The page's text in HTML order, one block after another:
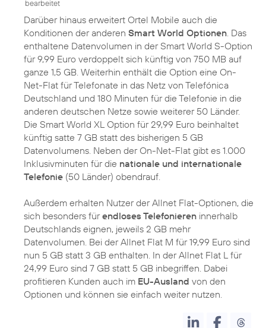
bearbeitet
Darüber hinaus erweitert Ortel Mobile auch die
Konditionen der anderen Smart World Optionen . Das
enthaltene Datenvolumen in der Smart World S-Option
für 9,99 Euro verdoppelt sich künftig von 750 MB auf
ganze 1,5 GB. Weiterhin enthält die Option eine On-
Net-Flat für Telefonate in das Netz von Telefónica
Deutschland und 180 Minuten für die Telefonie in die
anderen deutschen Netze sowie weiterer 50 Länder.
Die Smart World XL Option für 29,99 Euro beinhaltet
künftig satte 7 GB statt des bisherigen 5 GB
Datenvolumens. Neben der On-Net-Flat gibt es 1.000
Inklusivminuten für die nationale und internationale
Telefonie (50 Länder) obendrauf.
Außerdem erhalten Nutzer der Allnet Flat-Optionen, die
sich besonders fürendloses Telefonieren innerhalb
Deutschlands eignen, jeweils 2 GB mehr
Datenvolumen. Bei der Allnet Flat M für 19,99 Euro sind
nun 5 GB statt 3 GB enthalten. In der Allnet Flat L für
24,99 Euro sind 7 GB statt 5 GB inbegriffen. Dabei
profitieren Kunden auch im EU-Ausland von den
Optionen und können sie einfach weiter nutzen.